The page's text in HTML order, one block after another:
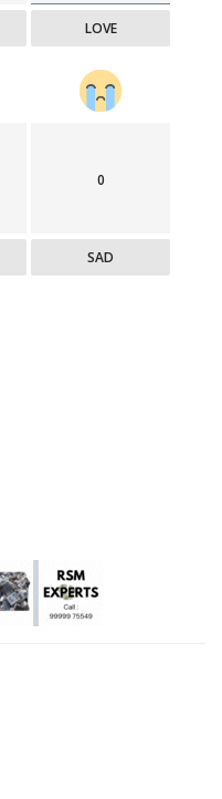
LOVE
0
SAD